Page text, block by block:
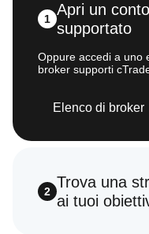
1
Apri un
supportato
Oppure accedi a uno
broker supporti
Elenco di broker
2
Trova una
ai tuoi